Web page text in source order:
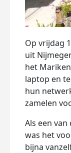
Op vrijdag
uit
het
laptop en
hun
zamelen
Als een
was het
bijna